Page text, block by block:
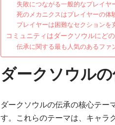
失敗につながる一般的なプレイヤ
死のメカニクスはプレイヤーの体
プレイヤーは困難なセクションを
コミュニティはダークソウルにど
伝承に関する最も人気のあるファ
ダークソウル
ダークソウルの伝承の核心テー
す。これらのテーマは、キャラ